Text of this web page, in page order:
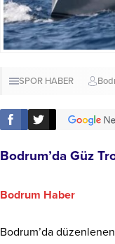
SPOR HABER
Bodrum’da Güz
Bodrum Haber
Bodrum’da